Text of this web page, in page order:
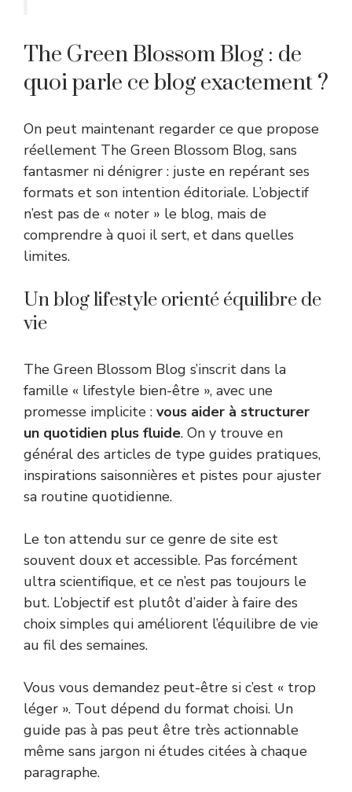
The Green Blossom Blog : de
quoi parle ce blog exactement ?
On peut maintenant regarder ce que propose
réellement The Green Blossom Blog, sans
fantasmer ni dénigrer : juste en repérant ses
formats et son intention éditoriale. L’objectif
n’est pas de « noter » le blog, mais de
comprendre à quoi il sert, et dans quelles
limites.
Un blog lifestyle orienté équilibre de
vie
The Green Blossom Blog s’inscrit dans la
famille « lifestyle bien-être », avec une
promesse implicite : vous aider à structurer
un quotidien plus fluide. On y trouve en
général des articles de type guides pratiques,
inspirations saisonnières et pistes pour ajuster
sa routine quotidienne.
Le ton attendu sur ce genre de site est
souvent doux et accessible. Pas forcément
ultra scientifique, et ce n’est pas toujours le
but. L’objectif est plutôt d’aider à faire des
choix simples qui améliorent l’équilibre de vie
au fil des semaines.
Vous vous demandez peut-être si c’est « trop
léger ». Tout dépend du format choisi. Un
guide pas à pas peut être très actionnable
même sans jargon ni études citées à chaque
paragraphe.